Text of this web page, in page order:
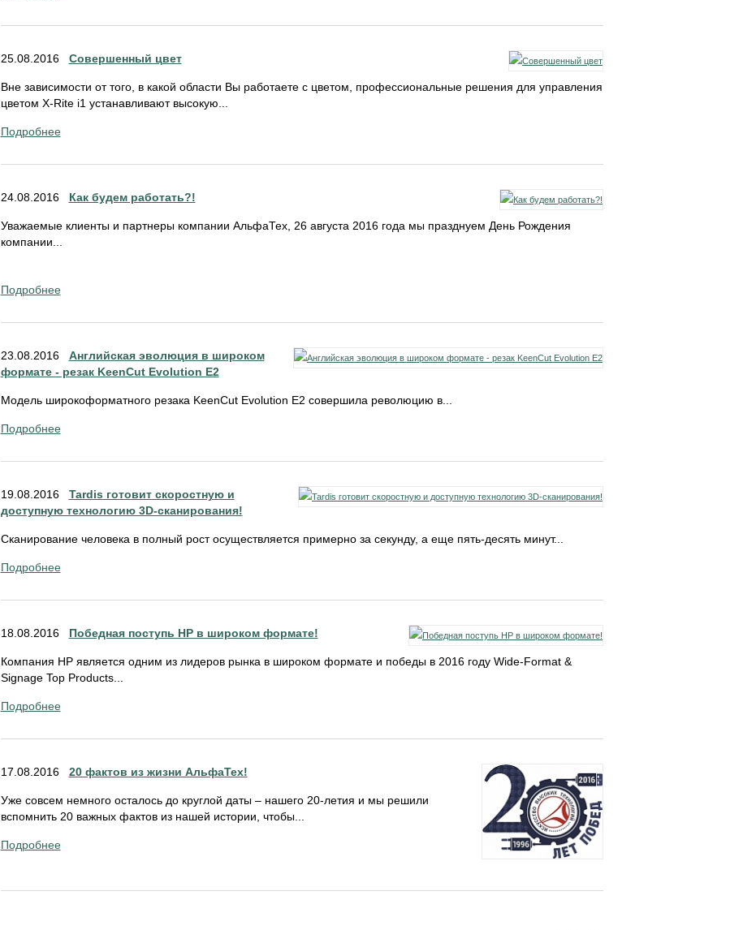
25.08.2016 Совершенный цвет
Вне зависимости от того, в какой области Вы работаете с цветом, профессиональные решения для управления
цветом X-Rite i1 устанавливают высокую...
Подробнее
24.08.2016 Как будем работать?!
Уважаемые клиенты и партнеры компании АльфаТех, 26 августа 2016 года мы празднуем День Рождения
компании...
Подробнее
23.08.2016 Английская эволюция в широком
формате - резак KeenCut Evolution E2
Модель широкоформатного резака KeenCut Evolution E2 совершила революцию в...
Подробнее
19.08.2016 Tardis готовит скоростную и
доступную технологию 3D-сканирования!
Сканирование человека в полный рост осуществляется примерно за секунду, а еще пять-десять минут...
Подробнее
18.08.2016 Победная поступь НР в широком формате!
Компания НР является одним из лидеров рынка в широком формате и победы в 2016 году Wide-Format &
Signage Top Products...
Подробнее
17.08.2016 20 фактов из жизни АльфаТех!
Уже совсем немного осталось до круглой даты – нашего 20-летия и мы решили
вспомнить 20 важных фактов из нашей истории, чтобы...
Подробнее